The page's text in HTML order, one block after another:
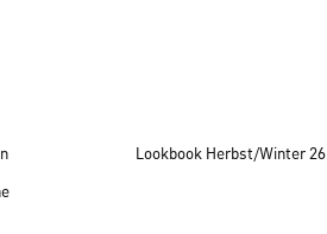
Lookbook Herbst/Winter 26